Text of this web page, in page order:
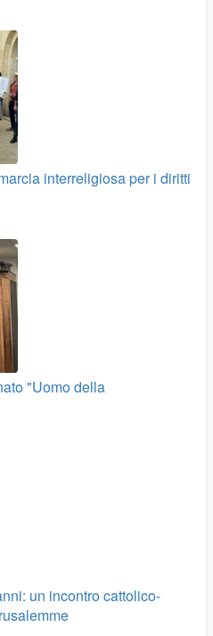
interreligiosa per i diritti
"Uomo della
un incontro cattolico-